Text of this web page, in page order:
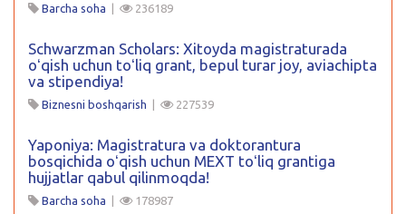
Barcha soha | 236189
Schwarzman Scholars: Xitoyda magistraturada
oʻqish uchun toʻliq grant, bepul turar joy, aviachipta
va stipendiya!
Biznesni boshqarish | 227539
Yaponiya: Magistratura va doktorantura
bosqichida oʻqish uchun MEXT toʻliq grantiga
hujjatlar qabul qilinmoqda!
Barcha soha | 178987